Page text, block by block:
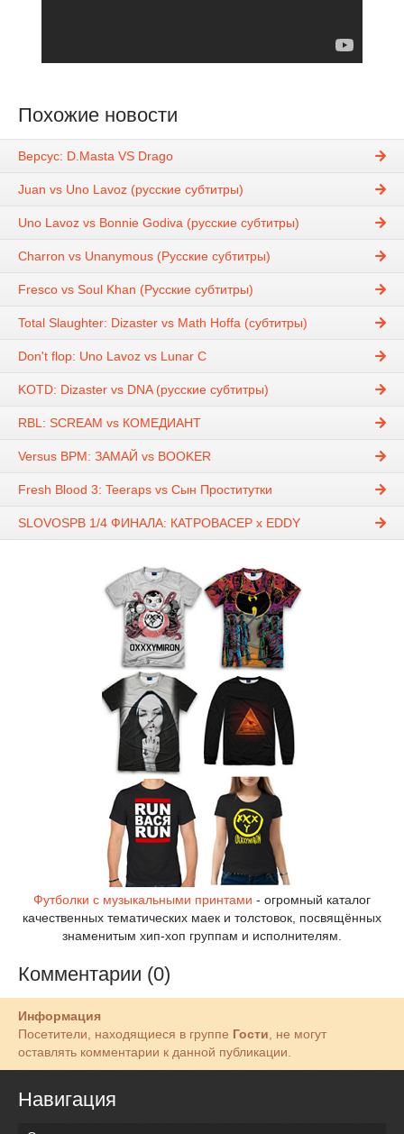
Похожие новости
Версус: D.Masta VS Drago
Juan vs Uno Lavoz (русские субтитры)
Uno Lavoz vs Bonnie Godiva (русские субтитры)
Charron vs Unanymous (Русские субтитры)
Fresco vs Soul Khan (Русские субтитры)
Total Slaughter: Dizaster vs Math Hoffa (субтитры)
Don't flop: Uno Lavoz vs Lunar C
KOTD: Dizaster vs DNA (русские субтитры)
RBL: SCREAM vs КОМЕДИАНТ
Versus BPM: ЗАМАЙ vs BOOKER
Fresh Blood 3: Teeraps vs Сын Проститутки
SLOVOSPB 1/4 ФИНАЛА: КАТРОВАСЕР x EDDY
Футболки с музыкальными принтами - огромный каталог
качественных тематических маек и толстовок, посвящённых
знаменитым хип-хоп группам и исполнителям.
Комментарии (0)
Информация
Посетители, находящиеся в группе Гости , не могут
оставлять комментарии к данной публикации.
Навигация